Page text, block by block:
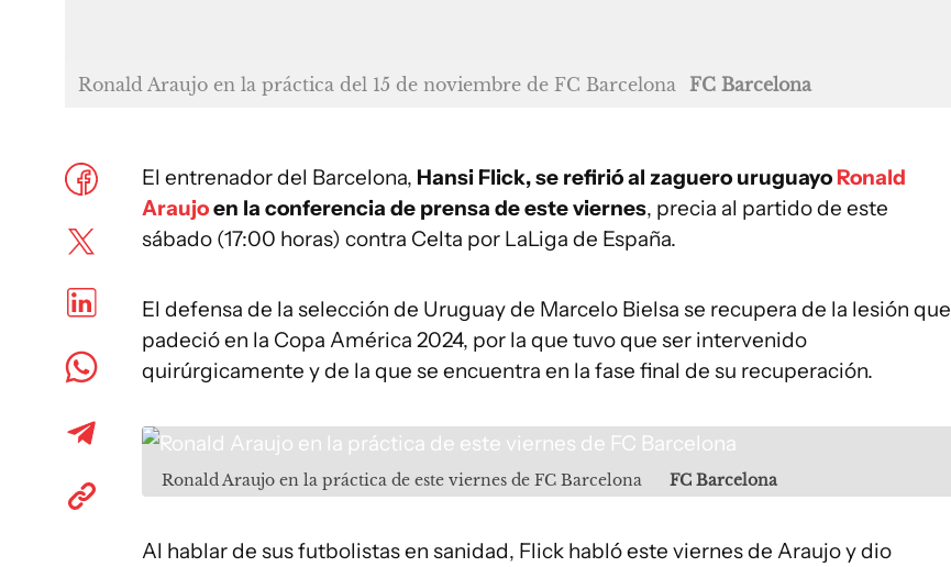
Ronald Araujo en la práctica del 15 de noviembre de FC Barcelona FC Barcelona
El entrenador del Barcelona, Hansi Flick, se refirió al zaguero uruguayoRonald
Araujoen la conferencia de prensa de este viernes, precia al partido de este
sábado (17:00 horas) contra Celta por LaLiga de España.
El defensa de la selección de Uruguay de Marcelo Bielsa se recupera de la lesión que
padeció en la Copa América 2024, por la que tuvo que ser intervenido
quirúrgicamente y de la que se encuentra en la fase final de su recuperación.
Ronald Araujo en la práctica de este viernes de FC Barcelona FC Barcelona
Al hablar de sus futbolistas en sanidad, Flick habló este viernes de Araujo y dio